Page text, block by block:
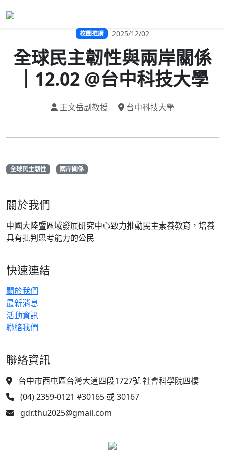
校園推廣 2025/12/02
全球民主韌性與兩岸關係
｜12.02 @台中科技大學
王文岳副教授 台中科技大學
全球民主韌性 兩岸關係
關於我們
中國大陸暨區域發展研究中心致力推動民主素養教育，培養
具有批判思考能力的公民
快速連結
關於我們
最新消息
活動資訊
聯絡我們
聯絡資訊
台中市西屯區台灣大道四段1727號 社會科學院四樓
(04) 2359-0121 #30165 或 30167
gdr.thu2025@gmail.com